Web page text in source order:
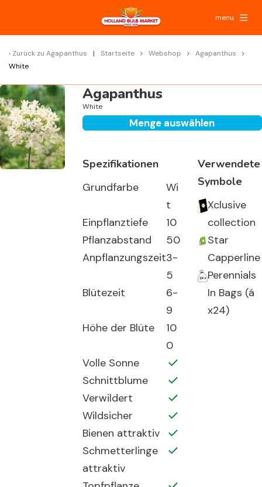
menu
Zurück zu Agapanthus Startseite Webshop
Agapanthus
White
Agapanthus
White
Menge auswählen
Spezifikationen
Grundfarbe
Wi
t
Einpflanztiefe
10
Pflanzabstand
50
Anpflanzungszeit3-
5
Blütezeit
6-
9
Höhe der Blüte
10
0
Volle Sonne
Schnittblume
Verwildert
Wildsicher
Bienen attraktiv
Schmetterlinge
attraktiv
Verwendete
Symbole
Xclusive
collection
Star
Capperline
Perennials
In Bags (á
x24)